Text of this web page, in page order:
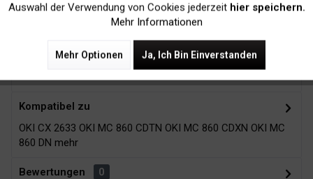
Kompatibel zu
OKI CX 2633 OKI MC 860 CDTN OKI MC 860 CDXN OKI MC
860 DN mehr
Bewertungen
0
Auswahl der Verwendung von Cookies jederzeit hier speichern.
Mehr Informationen
Mehr Optionen Ja, Ich Bin Einverstanden